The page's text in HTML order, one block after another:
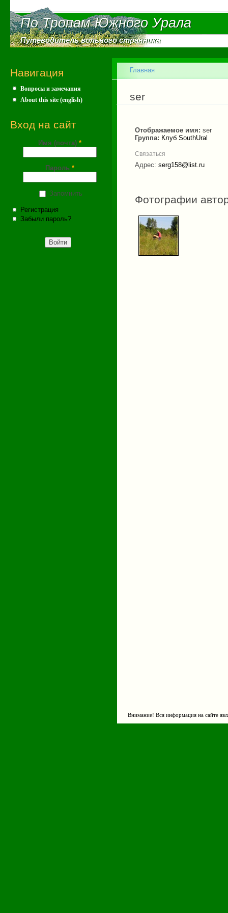
По Тропам Южного Урала
По Тропам Южного Урала
Путеводитель вольного странника
Путеводитель вольного странника
Навигация
Вопросы и замечания
About this site (english)
Вход на сайт
Имя (почта) *
Пароль *
Запомнить
Регистрация
Забыли пароль?
Вы здесь
Главная
ser
Отображаемое имя: ser
Группа: Клуб SouthUral
Связаться
Адрес: serg158@list.ru
Фотографии
Внимание! Вся информация на сайте